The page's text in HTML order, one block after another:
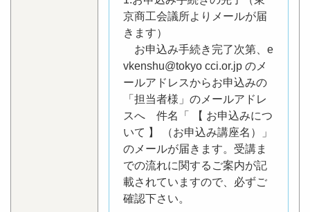
京商工会議所よりメールが届
きます）
お申込み手続き完了次第、e
vkenshu@tokyo cci.or.jp のメ
ールアドレスからお申込みの
「担当者様」のメールアドレ
スへ 件名「 【 お申込みにつ
いて 】 （お申込み講座名）」
のメールが届きます。受講ま
での流れに関するご案内が記
載されていますので、必ずご
確認下さい。